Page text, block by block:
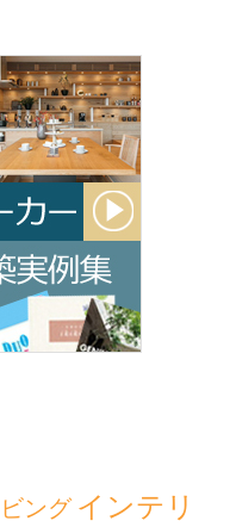
ング インテリ